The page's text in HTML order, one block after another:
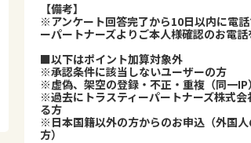
【備考】
※アンケート回答完了から10日以内に電
ーパートナーズよりご本人様確認のお電話
■以下はポイント加算対象外
※承認条件に該当しないユーザーの方
※虚偽、架空の登録・不正・重複（同一
※過去にトラスティーパートナーズ株式
る方
※日本国籍以外の方からのお申込（外国
方）